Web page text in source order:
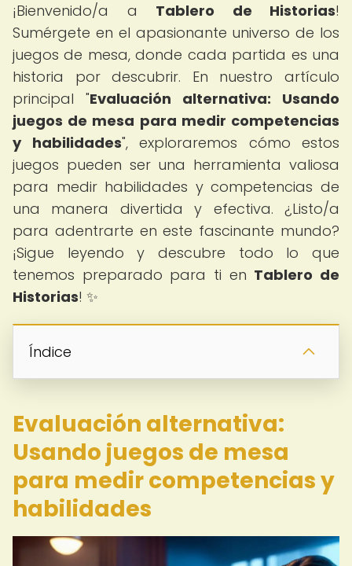
¡Bienvenido/a a Tablero de Historias!
Sumérgete en el apasionante universo de los
juegos de mesa, donde cada partida es una
historia por descubrir. En nuestro artículo
principal "Evaluación alternativa: Usando
juegos de mesa para medir competencias
y habilidades", exploraremos cómo estos
juegos pueden ser una herramienta valiosa
para medir habilidades y competencias de
una manera divertida y efectiva. ¿Listo/a
para adentrarte en este fascinante mundo?
¡Sigue leyendo y descubre todo lo que
tenemos preparado para ti en Tablero de
Historias! ✨
Índice
Evaluación alternativa:
Usando juegos de mesa
para medir competencias y
habilidades